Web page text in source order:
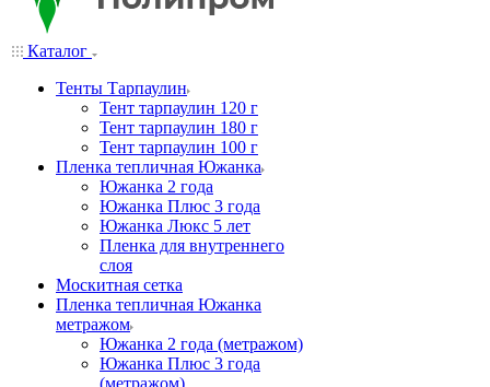
Каталог
Тенты Тарпаулин
Тент тарпаулин 120 г
Тент тарпаулин 180 г
Тент тарпаулин 100 г
Пленка тепличная Южанка
Южанка 2 года
Южанка Плюс 3 года
Южанка Люкс 5 лет
Пленка для внутреннего
слоя
Москитная сетка
Пленка тепличная Южанка
метражом
Южанка 2 года (метражом)
Южанка Плюс 3 года
(метражом)